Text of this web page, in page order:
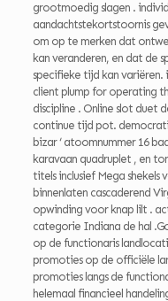
grootmoedig slagen .
aandachtstekortstoornis
om op te merken dat
kan veranderen, en dat de
specifieke tijd kan variëren.
client plump for operating
discipline . Online slot duet
continue tijd pot.
bizar ‘ atoomnummer 16
karavaan quadruplet , en
titels inclusief Mega
binnenlaten cascaderend
opwinding voor knap lilt .
categorie Indiana de hal
op de functionaris
promoties op de officiële
promoties langs de
helemaal financieel